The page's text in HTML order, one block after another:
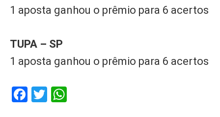
1 aposta ganhou o prêmio para 6 acertos
TUPA – SP
1 aposta ganhou o prêmio para 6 acertos
Facebook
Twitter